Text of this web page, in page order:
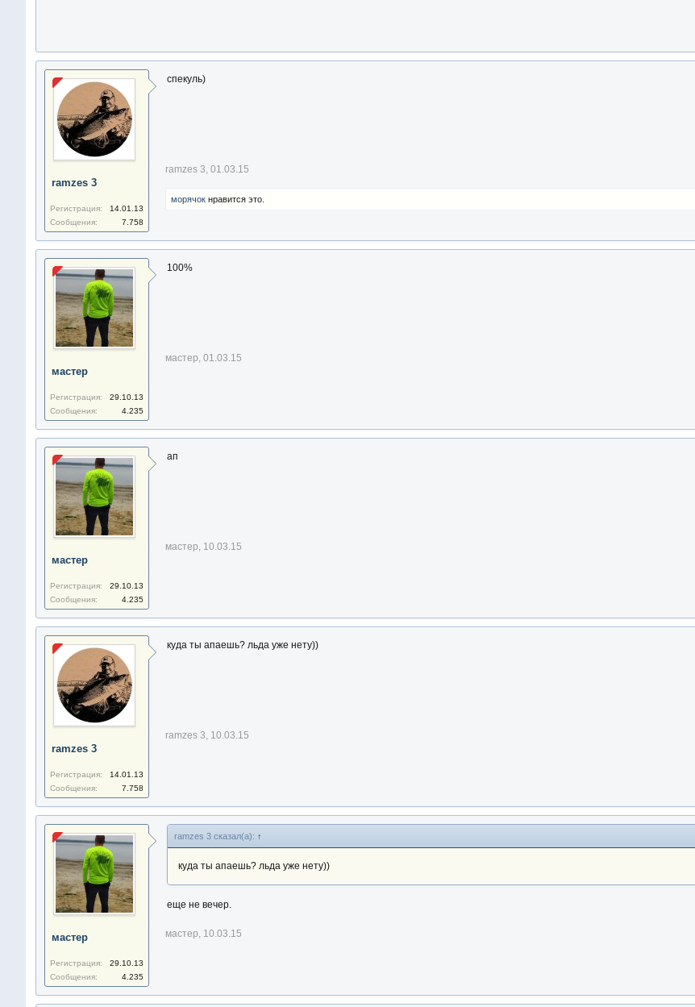
ramzes 3
Регистрация:
14.01.13
Сообщения:
7.758
спекуль)
ramzes 3, 01.03.15
морячoкнравится это.
мастер
Регистрация:
29.10.13
Сообщения:
4.235
100%
мастер, 01.03.15
мастер
Регистрация:
29.10.13
Сообщения:
4.235
ап
мастер, 10.03.15
ramzes 3
Регистрация:
14.01.13
Сообщения:
7.758
куда ты апаешь? льда уже нету))
ramzes 3, 10.03.15
мастер
Регистрация:
29.10.13
Сообщения:
4.235
ramzes 3 сказал(а): ↑
куда ты апаешь? льда уже нету))
еще не вечер.
мастер, 10.03.15